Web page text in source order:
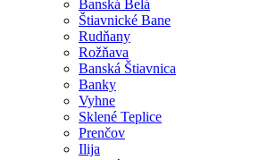
Banská Belá
Štiavnické Bane
Rudňany
Rožňava
Banská Štiavnica
Banky
Vyhne
Sklené Teplice
Prenčov
Ilija